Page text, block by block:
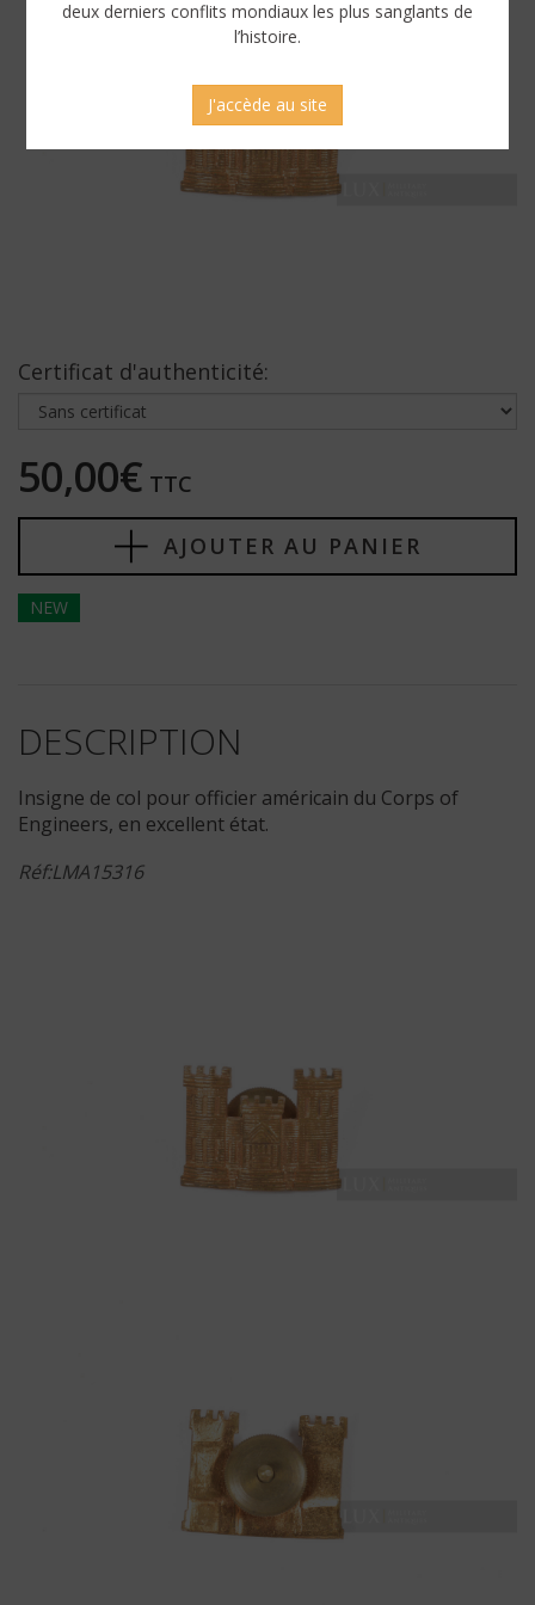
Certificat d'authenticité:
50,00€ TTC
AJOUTER AU PANIER
NEW
DESCRIPTION
Insigne de col pour officier américain du Corps of
Engineers, en excellent état.
Réf:LMA15316
deux derniers conflits mondiaux les plus sanglants de
l’histoire.
J'accède au site